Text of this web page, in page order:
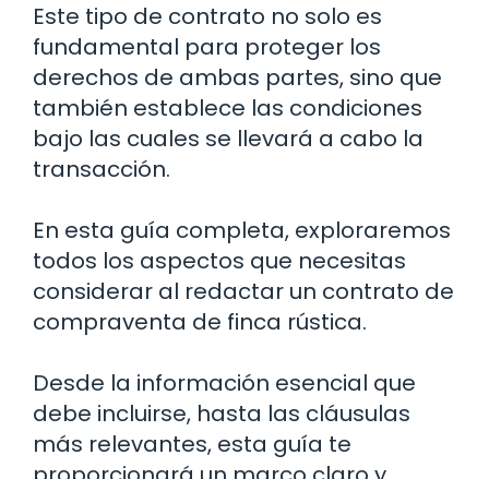
Este tipo de contrato no solo es
fundamental para proteger los
derechos de ambas partes, sino que
también establece las condiciones
bajo las cuales se llevará a cabo la
transacción.
En esta guía completa, exploraremos
todos los aspectos que necesitas
considerar al redactar un contrato de
compraventa de finca rústica.
Desde la información esencial que
debe incluirse, hasta las cláusulas
más relevantes, esta guía te